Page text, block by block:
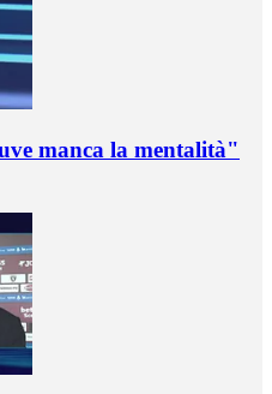
manca la mentalità"